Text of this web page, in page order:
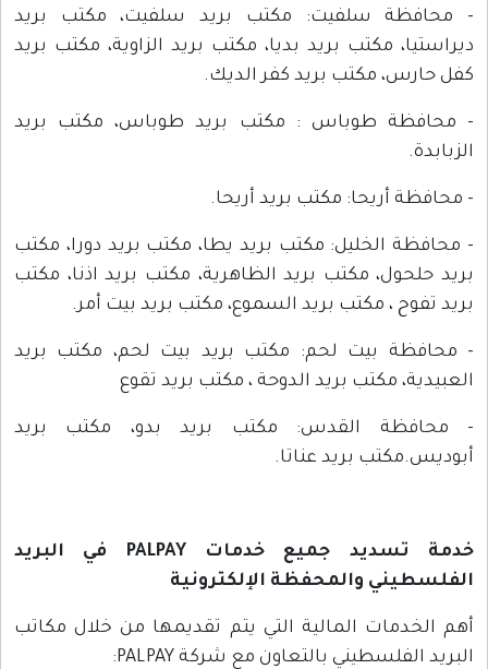
- محافظة سلفيت: مكتب بريد سلفيت، مكتب بريد
ديراستيا، مكتب بريد بديا، مكتب بريد الزاوية، مكتب بريد
كفل حارس، مكتب بريد كفر الديك.
- محافظة طوباس : مكتب بريد طوباس، مكتب بريد
الزبابدة.
- محافظة أريحا: مكتب بريد أريحا.
- محافظة الخليل: مكتب بريد يطا، مكتب بريد دورا، مكتب
بريد حلحول، مكتب بريد الظاهرية، مكتب بريد اذنا، مكتب
بريد تفوح ، مكتب بريد السموع، مكتب بريد بيت أمر.
- محافظة بيت لحم: مكتب بريد بيت لحم، مكتب بريد
العبيدية، مكتب بريد الدوحة ، مكتب بريد تقوع
- محافظة القدس: مكتب بريد بدو، مكتب بريد
أبوديس.مكتب بريد عناتا.
خدمة تسديد جميع خدمات PALPAY في البريد
الفلسطيني والمحفظة الإلكترونية
أهم الخدمات المالية التي يتم تقديمها من خلال مكاتب
البريد الفلسطيني بالتعاون مع شركة PALPAY: